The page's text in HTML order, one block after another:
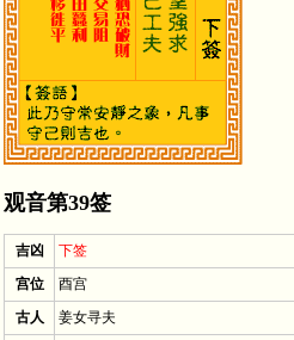
观音第39签
吉凶
下签
宫位
酉宫
古人
姜女寻夫